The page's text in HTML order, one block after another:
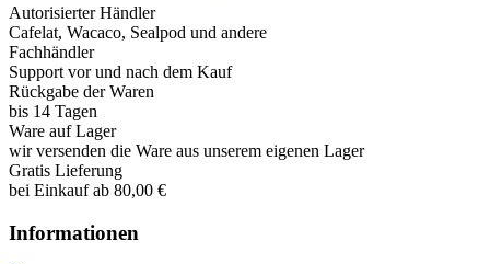
Autorisierter Händler
Cafelat, Wacaco, Sealpod und andere
Fachhändler
Support vor und nach dem Kauf
Rückgabe der Waren
bis 14 Tagen
Ware auf Lager
wir versenden die Ware aus unserem eigenen Lager
Gratis Lieferung
bei Einkauf ab 80,00 €
Informationen